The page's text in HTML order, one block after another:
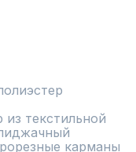
текстильной
карманы